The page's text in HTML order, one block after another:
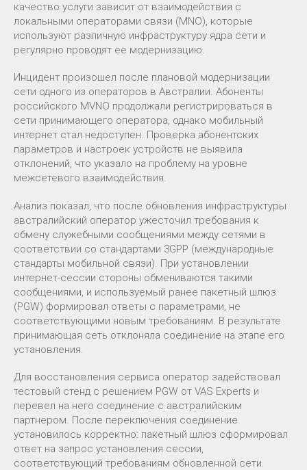
качество услуги зависит от взаимодействия с
локальными операторами связи (MNO), которые
используют различную инфраструктуру ядра сети и
регулярно проводят ее модернизацию.
Инцидент произошел после плановой модернизации
сети одного из операторов в Австралии. Абоненты
российского MVNO продолжали регистрироваться в
сети принимающего оператора, однако мобильный
интернет стал недоступен. Проверка абонентских
параметров и настроек устройств не выявила
отклонений, что указало на проблему на уровне
межсетевого взаимодействия.
Анализ показал, что после обновления инфраструктуры
австралийский оператор ужесточил требования к
обмену служебными сообщениями между сетями в
соответствии со стандартами 3GPP (международные
стандарты мобильной связи). При установлении
интернет-сессии стороны обмениваются такими
сообщениями, и используемый ранее пакетный шлюз
(PGW) формировал ответы с параметрами, не
соответствующими новым требованиям. В результате
принимающая сеть отклоняла соединение на этапе его
установления.
Для восстановления сервиса оператор задействовал
тестовый стенд с решением PGW от VAS Experts и
перевел на него соединение с австралийским
партнером. После переключения соединение
установилось корректно: пакетный шлюз сформировал
ответ на запрос установления сессии,
соответствующий требованиям обновленной сети.